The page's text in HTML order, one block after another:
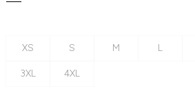
XS S M L
3XL 4XL